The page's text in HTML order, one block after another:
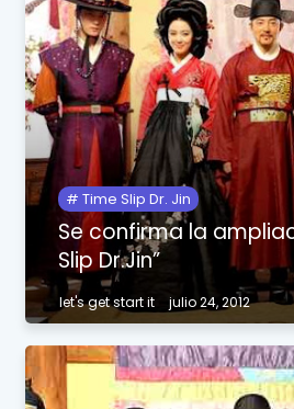
Time Slip Dr. Jin
Se confirma la
Slip Dr.Jin”
let's get start it julio 24, 2012